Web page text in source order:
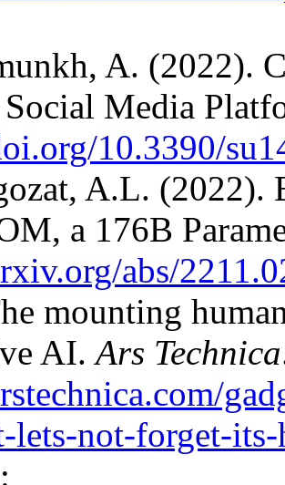
A. (2022).
Media
10.3390/
A.L. (2022).
a 176B
abs/
mounting
AI.Ars Technica
lets-not-forget-